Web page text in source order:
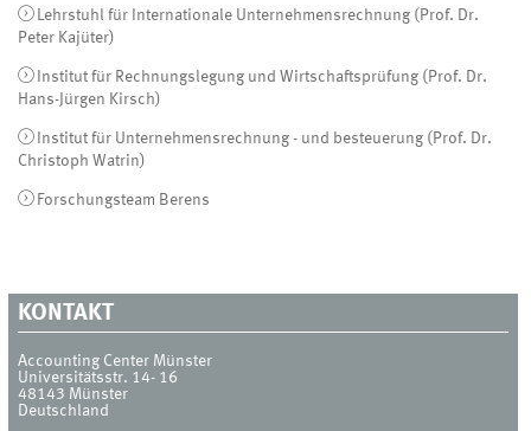
Lehrstuhl für Internationale Unternehmensrechnung (Prof. Dr.
Peter Kajüter)
Institut für Rechnungslegung und Wirtschaftsprüfung (Prof. Dr.
Hans-Jürgen Kirsch)
Institut für Unternehmensrechnung - und besteuerung (Prof. Dr.
Christoph Watrin)
Forschungsteam Berens
KONTAKT
Accounting Center Münster
Universitätsstr. 14- 16
48143 Münster
Deutschland